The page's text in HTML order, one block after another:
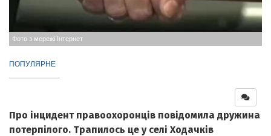
Фото з мережі Інтернет
ПОПУЛЯРНЕ
Про інцидент правоохоронців повідомила дружина
потерпілого. Трапилось це у селі Ходачків